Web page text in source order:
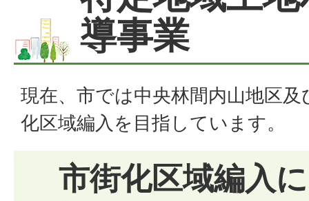
導事業
現在、市では中央林間内山地区
化区域編入を目指しています。
市街化区域編入